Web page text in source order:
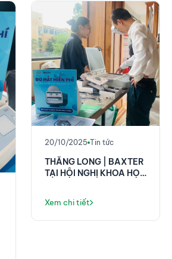
20/10/2025 Tin tức
THĂNG LONG | BAXTER
TẠI HỘI NGHỊ KHOA HỌC
Xem chi tiết